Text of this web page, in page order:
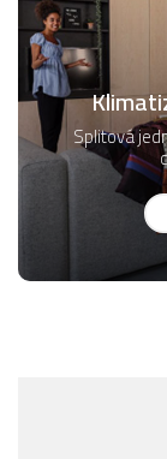
Splitová